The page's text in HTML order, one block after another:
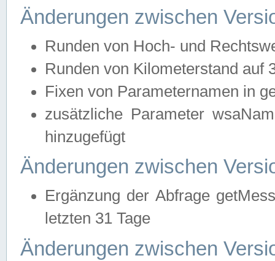
Änderungen zwischen
Runden von Hoch- und
Runden von Kilometerstand auf
Fixen von Parameternamen in
zusätzliche Parameter
hinzugefügt
Änderungen zwischen
Ergänzung der Abfrage
letzten 31 Tage
Änderungen zwischen